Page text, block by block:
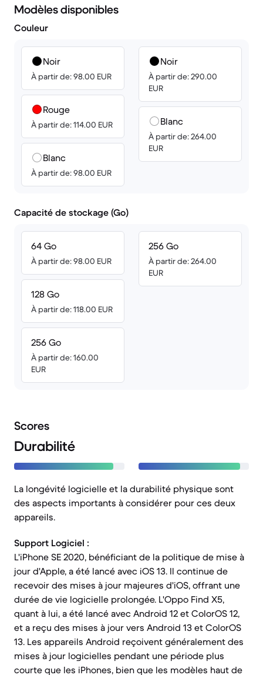
Modèles disponibles
Couleur
Noir
À partir de: 98.00 EUR
Rouge
À partir de: 114.00 EUR
Blanc
À partir de: 98.00 EUR
Noir
À partir de: 290.00
EUR
Blanc
À partir de: 264.00
EUR
Capacité de stockage (Go)
64 Go
À partir de: 98.00 EUR
128 Go
À partir de: 118.00 EUR
256 Go
À partir de: 160.00
EUR
256 Go
À partir de: 264.00
EUR
Scores
Durabilité
La longévité logicielle et la durabilité physique sont
des aspects importants à considérer pour ces deux
appareils.
Support Logiciel :
L'iPhone SE 2020, bénéficiant de la politique de mise à
jour d'Apple, a été lancé avec iOS 13. Il continue de
recevoir des mises à jour majeures d'iOS, offrant une
durée de vie logicielle prolongée. L'Oppo Find X5,
quant à lui, a été lancé avec Android 12 et ColorOS 12,
et a reçu des mises à jour vers Android 13 et ColorOS
13. Les appareils Android reçoivent généralement des
mises à jour logicielles pendant une période plus
courte que les iPhones, bien que les modèles haut de